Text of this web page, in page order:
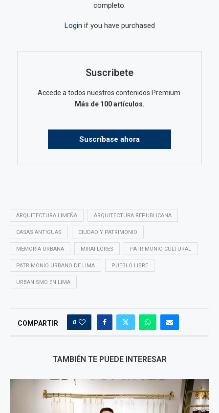
completo.
Login if you have purchased
Suscribete
Accede a todos nuestros contenidos Premium.
Más de 100 artículos.
Suscríbase ahora
ARQUITECTURA LIMEÑA ARQUITECTURA REPUBLICANA
CASAS ANTIGUAS CIUDAD Y PATRIMONIO
MEMORIA URBANA MIRAFLORES PATRIMONIO CULTURAL
PATRIMONIO URBANO DE LIMA PUEBLO LIBRE
URBANISMO EN LIMA
COMPARTIR 0
TAMBIÉN TE PUEDE INTERESAR